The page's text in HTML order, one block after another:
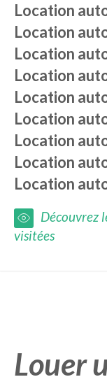
Location
Location
Location
Location
Location
Location
Location
Location
Location
Découvrez
visitées
Louer